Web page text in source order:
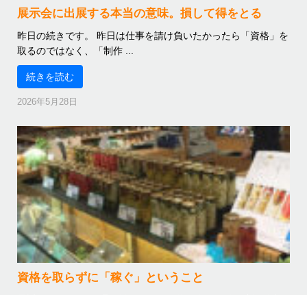
展示会に出展する本当の意味。損して得をとる
昨日の続きです。 昨日は仕事を請け負いたかったら「資格」を
取るのではなく、「制作 ...
続きを読む
2026年5月28日
資格を取らずに「稼ぐ」ということ